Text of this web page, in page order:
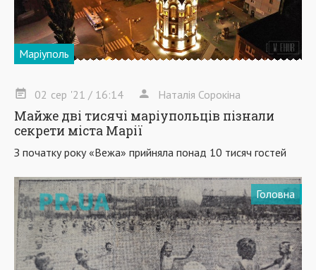
Маріуполь
02 сер '21 / 16:14 Наталія Сорокіна
Майже дві тисячі маріупольців пізнали
секрети міста Марії
З початку року «Вежа» прийняла понад 10 тисяч гостей
Головна